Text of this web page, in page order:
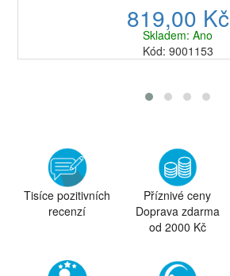
819,00 Kč
Skladem: Ano
Kód: 9001153
Tisíce pozitivních
recenzí
Příznivé ceny
Doprava zdarma
od 2000 Kč